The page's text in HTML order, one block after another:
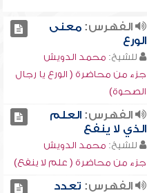
الفهرس:معنى
الورع
للشيخ: محمد الدويش
جزء من محاضرة ( الورع يا رجال
الصحوة)
الفهرس:العلم
الذي لا ينفع
للشيخ: محمد الدويش
جزء من محاضرة ( علم لا ينفع)
الفهرس: تعدد